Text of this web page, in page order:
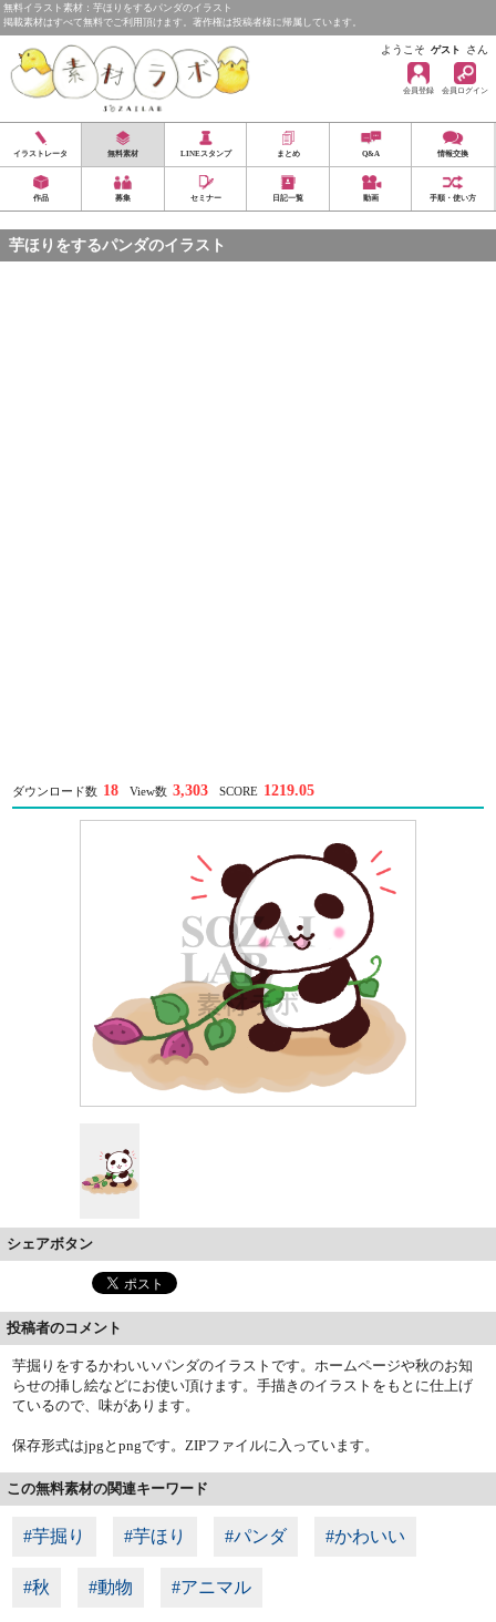
無料イラスト素材：芋ほりをするパンダのイラスト
掲載素材はすべて無料でご利用頂けます。著作権は投稿者様に帰属しています。
ようこそ ゲスト さん
会員登録 会員ログイン
イラストレータ 無料素材 LINEスタンプ まとめ Q&A 情報交換
作品 募集 セミナー 日記一覧 動画 手順・使い方
芋ほりをするパンダのイラスト
ダウンロード数 18 View数 3,303 SCORE 1219.05
シェアボタン
投稿者のコメント
芋掘りをするかわいいパンダのイラストです。ホームページや秋のお知
らせの挿し絵などにお使い頂けます。手描きのイラストをもとに仕上げ
ているので、味があります。
保存形式はjpgとpngです。ZIPファイルに入っています。
この無料素材の関連キーワード
#芋掘り #芋ほり #パンダ #かわいい
#秋 #動物 #アニマル